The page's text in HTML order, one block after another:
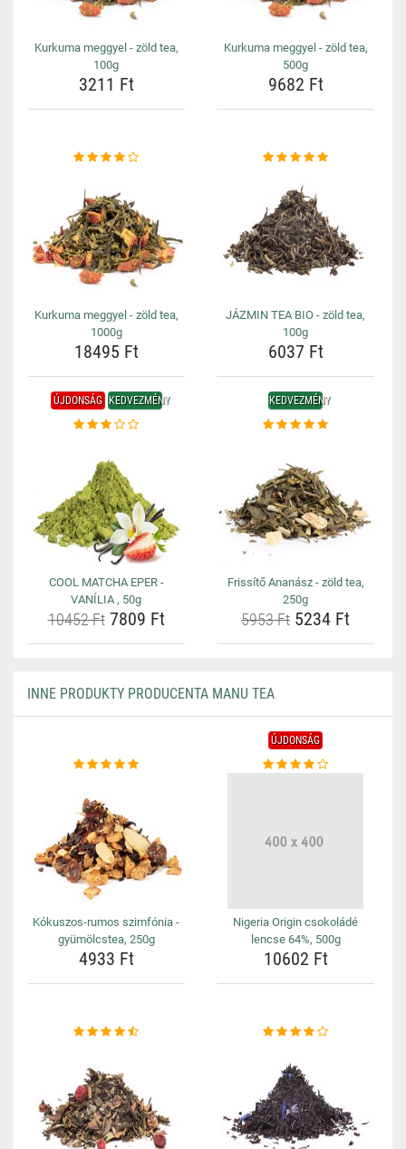
Kurkuma meggyel - zöld tea,
100g
3211 Ft
Kurkuma meggyel - zöld tea,
500g
9682 Ft
Kurkuma meggyel - zöld tea,
1000g
18495 Ft
JÁZMIN TEA BIO - zöld tea,
100g
6037 Ft
ÚJDONSÁG KEDVEZMÉNY
COOL MATCHA EPER -
VANÍLIA , 50g
10452 Ft7809 Ft
KEDVEZMÉNY
Frissítő Ananász - zöld tea,
250g
5953 Ft 5234 Ft
INNE PRODUKTY PRODUCENTA MANU TEA
Kókuszos-rumos szimfónia -
gyümölcstea, 250g
4933 Ft
ÚJDONSÁG
Nigeria Origin csokoládé
lencse 64%, 500g
10602 Ft